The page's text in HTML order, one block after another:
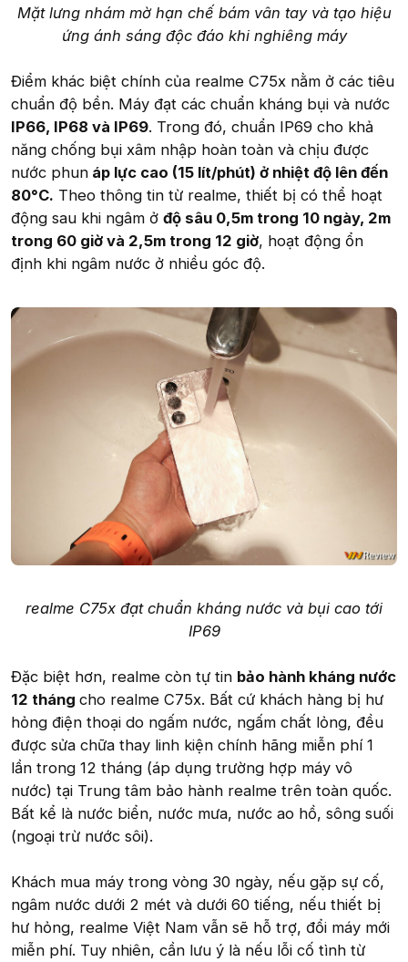
Mặt lưng nhám mờ hạn chế bám vân tay và tạo hiệu
ứng ánh sáng độc đáo khi nghiêng máy
Điểm khác biệt chính của realme C75x nằm ở các tiêu
chuẩn độ bền. Máy đạt các chuẩn kháng bụi và nước
IP66, IP68 và IP69. Trong đó, chuẩn IP69 cho khả
năng chống bụi xâm nhập hoàn toàn và chịu được
nước phun áp lực cao (15 lít/phút) ở nhiệt độ lên đến
80°C. Theo thông tin từ realme, thiết bị có thể hoạt
động sau khi ngâm ở độ sâu 0,5m trong 10 ngày, 2m
trong 60 giờ và 2,5m trong 12 giờ, hoạt động ổn
định khi ngâm nước ở nhiều góc độ.
realme C75x đạt chuẩn kháng nước và bụi cao tới
IP69
Đặc biệt hơn, realme còn tự tin bảo hành kháng nước
12 tháng cho realme C75x. Bất cứ khách hàng bị hư
hỏng điện thoại do ngấm nước, ngấm chất lỏng, đều
được sửa chữa thay linh kiện chính hãng miễn phí 1
lần trong 12 tháng (áp dụng trường hợp máy vô
nước) tại Trung tâm bảo hành realme trên toàn quốc.
Bất kể là nước biển, nước mưa, nước ao hồ, sông suối
(ngoại trừ nước sôi).
Khách mua máy trong vòng 30 ngày, nếu gặp sự cố,
ngâm nước dưới 2 mét và dưới 60 tiếng, nếu thiết bị
hư hỏng, realme Việt Nam vẫn sẽ hỗ trợ, đổi máy mới
miễn phí. Tuy nhiên, cần lưu ý là nếu lỗi cố tình từ